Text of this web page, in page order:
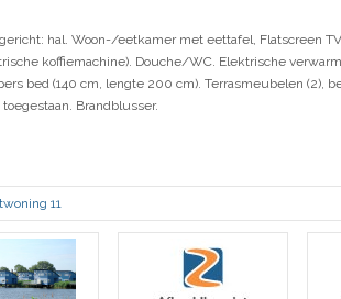
hal. Woon-/eetkamer met eettafel, Flatscreen
koffiemachine). Douche/WC. Elektrische
bed (140 cm, lengte 200 cm). Terrasmeubelen
Brandblusser.